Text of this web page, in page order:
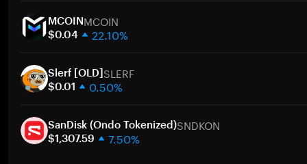
30日間
時価総額
MCOINMCOIN
$0.04 22.10%
30日間
時価総額
Slerf [OLD]SLERF
$0.01 0.50%
30日間
時価総額
SanDisk (Ondo Tokenized)SNDKON
$1,307.59 7.50%